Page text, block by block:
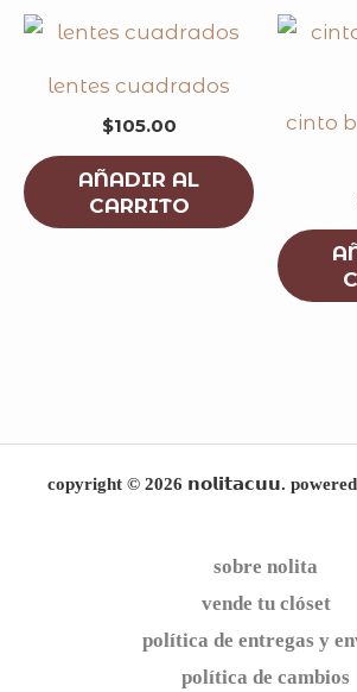
lentes cuadrados
$105.00
AÑADIR AL
CARRITO
cinto
copyright © 2026 𝗻𝗼𝗹𝗶𝘁𝗮𝗰𝘂𝘂.
sobre nolita
vende tu clóset
política de entregas y
política de cambios